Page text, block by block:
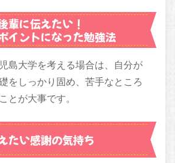
輩に伝えたい！
イントになった勉強法
島大学を考える場合は、自分が
をしっかり固め、苦手なところ
とが大事です。
たい感謝の気持ち